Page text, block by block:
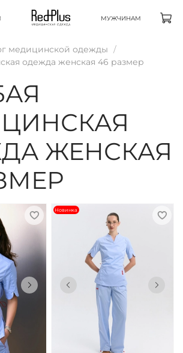
МУЖЧИНАМ
медицинской одежды
одежда женская 46 размер
ЖЕНСКАЯ
Новинка